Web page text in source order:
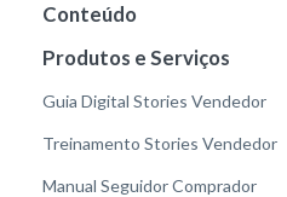
Conteúdo
Produtos e Serviços
Guia Digital Stories Vendedor
Treinamento Stories Vendedor
Manual Seguidor Comprador